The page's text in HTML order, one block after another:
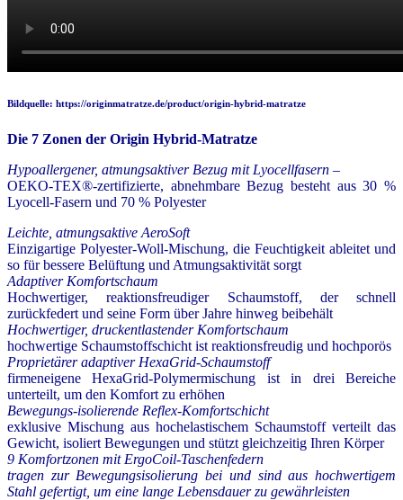
Bildquelle: https://originmatratze.de/product/origin-hybrid-matratze
Die 7 Zonen der Origin Hybrid-Matratze
Hypoallergener, atmungsaktiver Bezug mit Lyocellfasern –
OEKO-TEX®-zertifizierte, abnehmbare Bezug besteht aus 30 %
Lyocell-Fasern und 70 % Polyester
Leichte, atmungsaktive AeroSoft
Einzigartige Polyester-Woll-Mischung, die Feuchtigkeit ableitet und
so für bessere Belüftung und Atmungsaktivität sorgt
Adaptiver Komfortschaum
Hochwertiger, reaktionsfreudiger Schaumstoff, der schnell
zurückfedert und seine Form über Jahre hinweg beibehält
Hochwertiger, druckentlastender Komfortschaum
hochwertige Schaumstoffschicht ist reaktionsfreudig und hochporös
Proprietärer adaptiver HexaGrid-Schaumstoff
firmeneigene HexaGrid-Polymermischung ist in drei Bereiche
unterteilt, um den Komfort zu erhöhen
Bewegungs-isolierende Reflex-Komfortschicht
exklusive Mischung aus hochelastischem Schaumstoff verteilt das
Gewicht, isoliert Bewegungen und stützt gleichzeitig Ihren Körper
9 Komfortzonen mit ErgoCoil-Taschenfedern
tragen zur Bewegungsisolierung bei und sind aus hochwertigem
Stahl gefertigt, um eine lange Lebensdauer zu gewährleisten